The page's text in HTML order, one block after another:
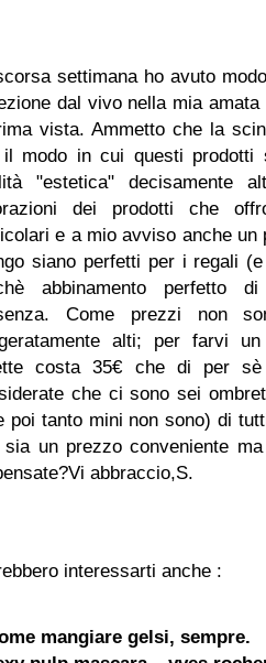
settimana ho avuto
dal vivo nella mia
vista. Ammetto che la
modo in cui questi prodotti
"estetica" decisamente
dei prodotti che
e a mio avviso anche un
siano perfetti per i regali
abbinamento perfetto
Come prezzi non
alti; per farvi
costa 35€ che di per
che ci sono sei
poi tanto mini non sono) di
sia un prezzo conveniente
abbraccio,S.
interessarti anche :
mangiare gelsi, sempre.